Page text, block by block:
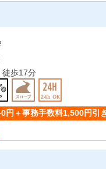
歩17分
0円＋事務手数料1,500円引